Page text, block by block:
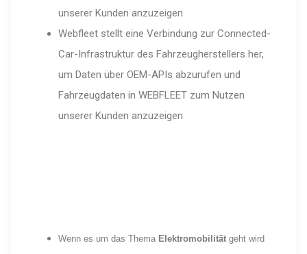
unserer Kunden anzuzeigen
Webfleet stellt eine Verbindung zur Connected-
Car-Infrastruktur des Fahrzeugherstellers her,
um Daten über OEM-APIs abzurufen und
Fahrzeugdaten in WEBFLEET zum Nutzen
unserer Kunden anzuzeigen
Wenn es um das Thema Elektromobilitätgeht wird